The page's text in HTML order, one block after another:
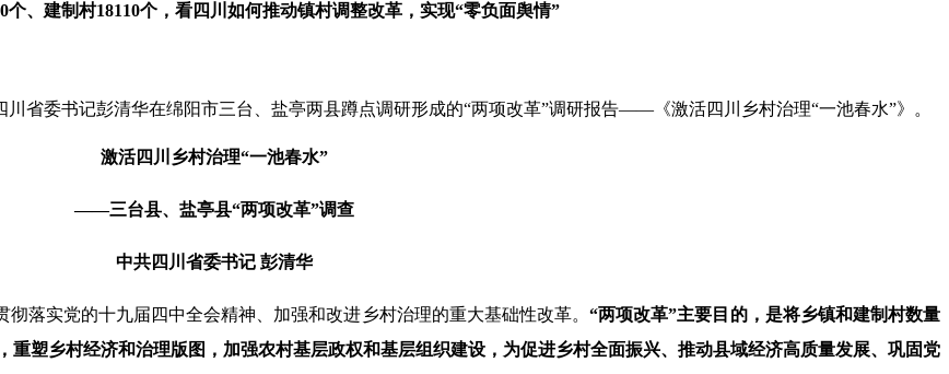
个、建制村18110个，看四川如何推动镇村调整改革，实现“零负面舆情”
省委书记彭清华在绵阳市三台、盐亭两县蹲点调研形成的“两项改革”调研报告——《激活四川乡村治理“一池春水”》。
激活四川乡村治理“一池春水”
——三台县、盐亭县“两项改革”调查
中共四川省委书记 彭清华
落实党的十九届四中全会精神、加强和改进乡村治理的重大基础性改革。“两项改革”主要目的，是将乡镇和建制村数量
塑乡村经济和治理版图，加强农村基层政权和基层组织建设，为促进乡村全面振兴、推动县域经济高质量发展、巩固党